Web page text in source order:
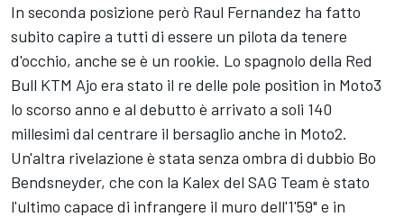
In seconda posizione però Raul Fernandez ha fatto
subito capire a tutti di essere un pilota da tenere
d'occhio, anche se è un rookie. Lo spagnolo della Red
Bull KTM Ajo era stato il re delle pole position in Moto3
lo scorso anno e al debutto è arrivato a soli 140
millesimi dal centrare il bersaglio anche in Moto2.
Un'altra rivelazione è stata senza ombra di dubbio Bo
Bendsneyder, che con la Kalex del SAG Team è stato
l'ultimo capace di infrangere il muro dell'1'59" e in